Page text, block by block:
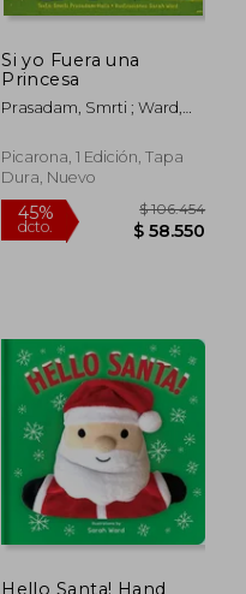
45%
dcto.
Si yo Fuera una
Princesa
Prasadam, Smrti ; Ward,
Picarona, 1 Edición, Tapa
Dura, Nuevo
Hello Santa! Hand